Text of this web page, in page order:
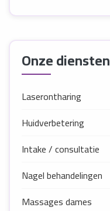
Onze diensten
Laserontharing
Huidverbetering
Intake / consultatie
Nagel behandelingen
Massages dames